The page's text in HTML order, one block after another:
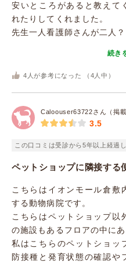
安いところがあると教えて
れたりしてくれました。
先生一人看護師さんが二人
続き
4 人が参考になった （ 4 人中）
Caloouser63722さん（掲
3.5
この口コミは受診から5年以上経過
ペットショップに隣接する
こちらはイオンモール倉敷
する動物病院です。
こちらはペットショップ以
の施設もあるフロアの中にあ
私はこちらのペットショッ
防接種と発育状態の確認や